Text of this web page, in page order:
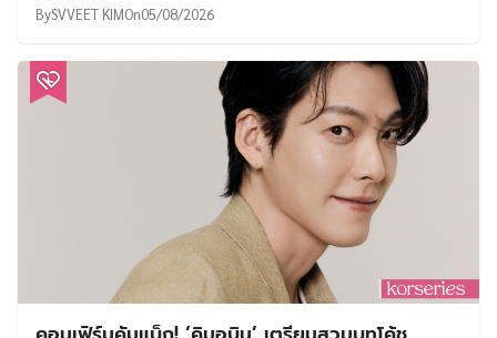
BySVVEET KIMOn05/08/2026